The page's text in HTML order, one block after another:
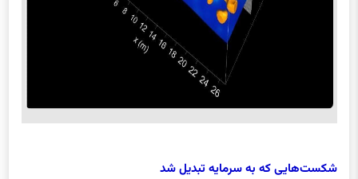
شکست‌هایی که به سرمایه تبدیل شد